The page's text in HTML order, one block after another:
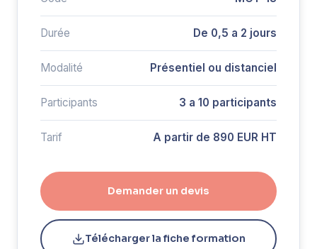
Durée De 0,5 a 2 jours
Modalité Présentiel ou distanciel
Participants 3 a 10 participants
Tarif A partir de 890 EUR HT
Demander un devis
Télécharger la fiche formation